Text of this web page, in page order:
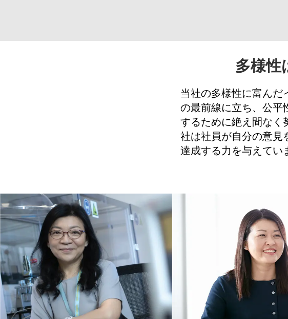
多様性
当社の多様性に富んだ
の最前線に立ち、公平
するために絶え間なく
社は社員が自分の意見
達成する力を与えてい